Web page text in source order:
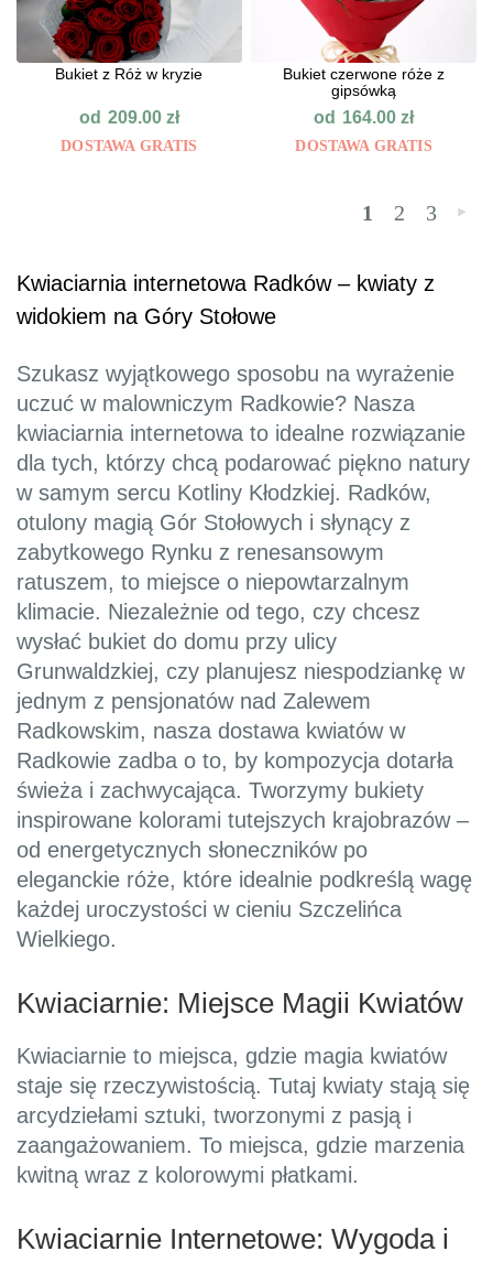
Bukiet z Róż w kryzie
od 209.00 zł
DOSTAWA GRATIS
Bukiet czerwone róże z
gipsówką
od 164.00zł
DOSTAWA GRATIS
1 2 3 »
Kwiaciarnia internetowa Radków – kwiaty z
widokiem na Góry Stołowe
Szukasz wyjątkowego sposobu na wyrażenie
uczuć w malowniczym Radkowie? Nasza
kwiaciarnia internetowa to idealne rozwiązanie
dla tych, którzy chcą podarować piękno natury
w samym sercu Kotliny Kłodzkiej. Radków,
otulony magią Gór Stołowych i słynący z
zabytkowego Rynku z renesansowym
ratuszem, to miejsce o niepowtarzalnym
klimacie. Niezależnie od tego, czy chcesz
wysłać bukiet do domu przy ulicy
Grunwaldzkiej, czy planujesz niespodziankę w
jednym z pensjonatów nad Zalewem
Radkowskim, nasza dostawa kwiatów w
Radkowie zadba o to, by kompozycja dotarła
świeża i zachwycająca. Tworzymy bukiety
inspirowane kolorami tutejszych krajobrazów –
od energetycznych słoneczników po
eleganckie róże, które idealnie podkreślą wagę
każdej uroczystości w cieniu Szczelińca
Wielkiego.
Kwiaciarnie: Miejsce Magii Kwiatów
Kwiaciarnie to miejsca, gdzie magia kwiatów
staje się rzeczywistością. Tutaj kwiaty stają się
arcydziełami sztuki, tworzonymi z pasją i
zaangażowaniem. To miejsca, gdzie marzenia
kwitną wraz z kolorowymi płatkami.
Kwiaciarnie Internetowe: Wygoda i